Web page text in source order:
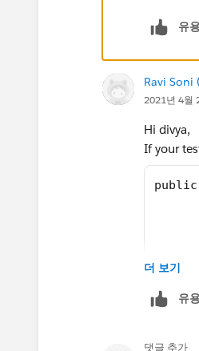
insert
유
Ravi Soni
2021년 4월
Hi divya,
If your
더 보기
유
댓글 추가